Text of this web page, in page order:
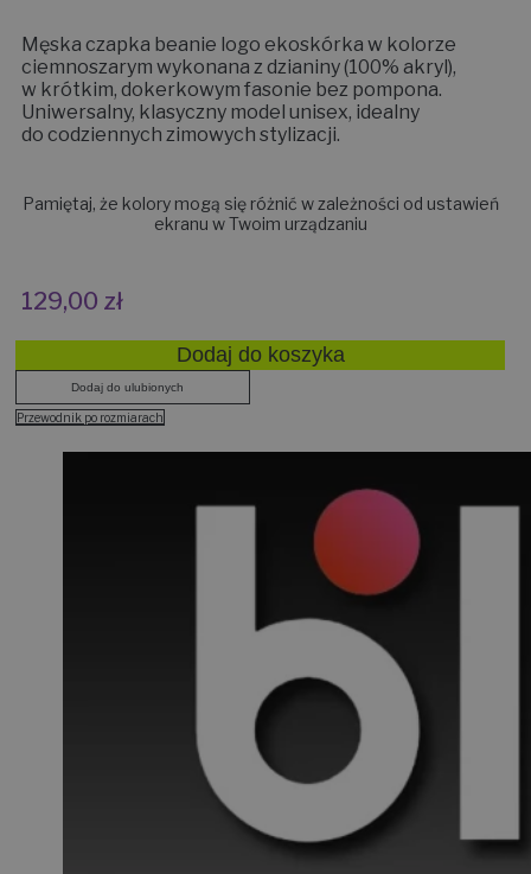
Męska czapka beanie logo ekoskórka w kolorze
ciemnoszarym wykonana z dzianiny (100% akryl),
w krótkim, dokerkowym fasonie bez pompona.
Uniwersalny, klasyczny model unisex, idealny
do codziennych zimowych stylizacji.
Pamiętaj, że kolory mogą się różnić w zależności od ustawień
ekranu w Twoim urządzaniu
129,00 zł
Dodaj do koszyka
Dodaj do ulubionych
Przewodnik po rozmiarach